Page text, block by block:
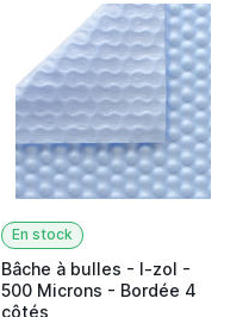
En stock
Bâche à bulles - I-zol -
500 Microns - Bordée 4
côtés